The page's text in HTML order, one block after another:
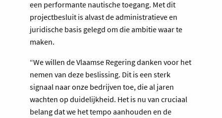
een performante nautische toegang. Met dit
projectbesluit is alvast de administratieve en
juridische basis gelegd om die ambitie waar te
maken.
“We willen de Vlaamse Regering danken voor het
nemen van deze beslissing. Dit is een sterk
signaal naar onze bedrijven toe, die al jaren
wachten op duidelijkheid. Het is nu van cruciaal
belang dat we het tempo aanhouden en de